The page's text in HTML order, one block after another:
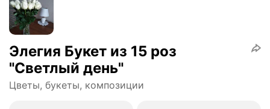
Элегия Букет из 15 роз
"Светлый день"
Цветы, букеты, композиции